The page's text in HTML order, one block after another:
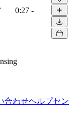
0:27 -
合わせヘルプセン